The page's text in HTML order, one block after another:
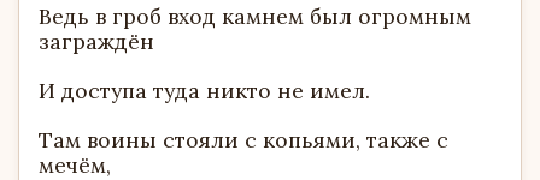
Ведь в гроб вход камнем был огромным
заграждён
И доступа туда никто не имел.
Там воины стояли с копьями, также с
мечём,